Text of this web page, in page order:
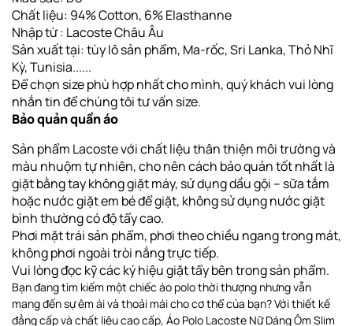
Chất liệu: 94% Cotton, 6% Elasthanne
Nhập từ : Lacoste Châu Âu
Sản xuất tại: tùy lô sản phẩm, Ma-rốc, Sri Lanka, Thỏ Nhĩ
Kỳ, Tunisia......
Để chọn size phù hợp nhất cho mình, quý khách vui lòng
nhắn tin để chúng tôi tư vấn size.
Bảo quản quần áo
Sản phẩm Lacoste với chất liệu thân thiện môi trường và
màu nhuộm tự nhiên, cho nên cách bảo quản tốt nhất là
giặt bằng tay không giặt máy, sử dụng dầu gội – sữa tắm
hoặc nước giặt em bé để giặt, không sử dụng nước giặt
bình thường có độ tẩy cao.
Phơi mặt trái sản phẩm, phơi theo chiều ngangtrong mát,
không phơi ngoài tròi nắng trực tiếp.
Vui lòng đọc kỹ các ký hiệu giặt tẩy bên trong sản phẩm.
Bạn đang tìm kiếm một chiếc áo polo thời thượng nhưng vẫn
mang đến sự êm ái và thoải mái cho cơ thể của bạn? Với thiết kế
đẳng cấp và chất liệu cao cấp, Áo Polo Lacoste Nữ Dáng Ôm Slim